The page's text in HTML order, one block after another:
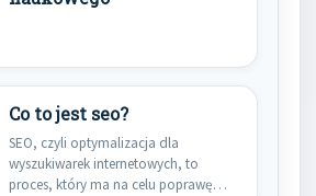
Co to jest seo?
SEO, czyli optymalizacja dla
wyszukiwarek internetowych, to
proces, który ma na celu poprawę